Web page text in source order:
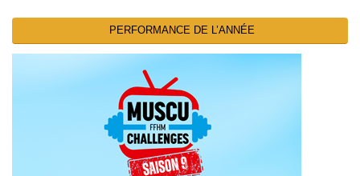
PERFORMANCE DE L’ANNÉE